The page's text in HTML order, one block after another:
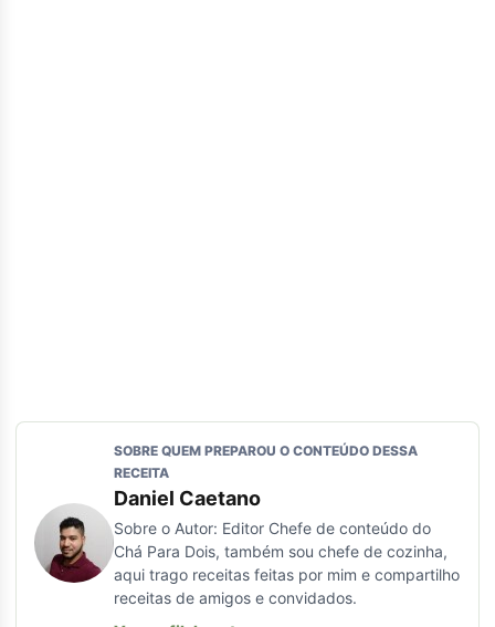
SOBRE QUEM PREPAROU O CONTEÚDO DESSA
RECEITA
Daniel Caetano
Sobre o Autor: Editor Chefe de conteúdo do
Chá Para Dois, também sou chefe de cozinha,
aqui trago receitas feitas por mim e compartilho
receitas de amigos e convidados.